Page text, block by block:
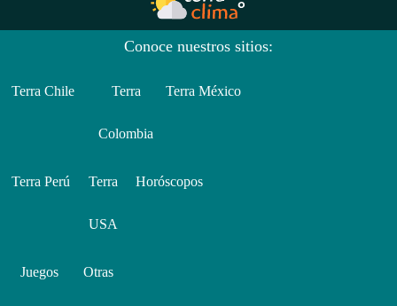
Conoce nuestros sitios:
Terra Chile Terra
Colombia
Terra México
Terra Perú Terra
USA
Horóscopos
Juegos Otras